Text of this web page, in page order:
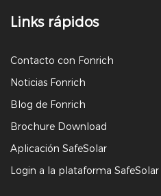
Links rápidos
Contacto con Fonrich
Noticias Fonrich
Blog de Fonrich
Brochure Download
Aplicación SafeSolar
Login a la plataforma SafeSolar